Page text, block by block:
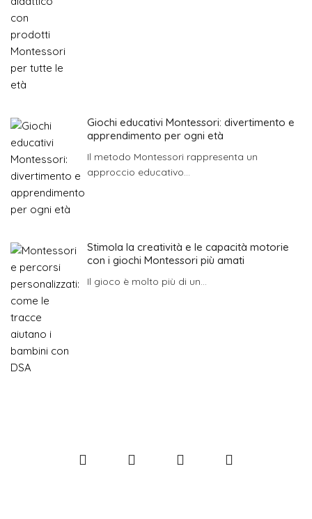
Giochi educativi Montessori: divertimento e
apprendimento per ogni età
Il metodo Montessori rappresenta un
approccio educativo...
Stimola la creatività e le capacità motorie
con i giochi Montessori più amati
Il gioco è molto più di un...